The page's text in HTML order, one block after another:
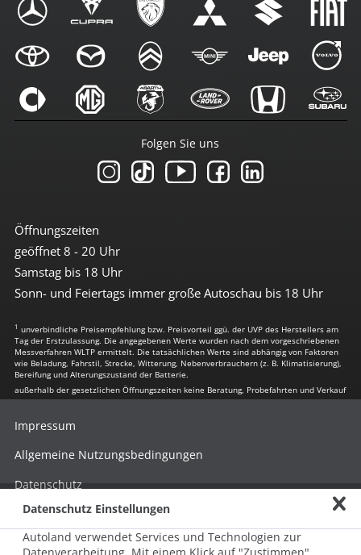
Öffnungszeiten
geöffnet 8 - 20 Uhr
Samstag bis 18 Uhr
Sonn- und Feiertags immer große Autoschau bis 18 Uhr
Folgen Sie uns
1 unverbindliche Preisempfehlung bzw. Preisvorteil ggü. der UVP des Herstellers am
Tag der Erstzulassung. Die angegebenen Werte wurden nach dem vorgeschriebenen
Messverfahren WLTP ermittelt. Die tatsächlichen Werte sind abhängig von Faktoren
wie Beladung, Fahrstil, Strecke, Witterung, Nebenverbrauchern (z. B. Klimatisierung),
Bereifung und Alterungszustand der Batterie.
außerhalb der gesetzlichen Öffnungszeiten keine Beratung, Probefahrten und Verkauf
Impressum
Allgemeine Nutzungsbedingungen
Datenschutz
Hinweisgebersystem nach HinSchG
Beschwerde nach LkSG
Datenschutz Einstellungen
Autoland verwendet Services und Technologien zur